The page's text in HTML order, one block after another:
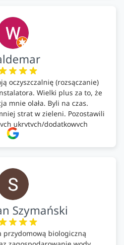
oczyszczalnię (rozsączanie)
Wielki plus za to, że
mnie olała. Byli na czas.
strat w zieleni. Pozostawili
ukrytych/dodatkowych
bardzo OK. Obsługa
A ich środki do oczyszczalni –
Szymański
przydomową biologiczną